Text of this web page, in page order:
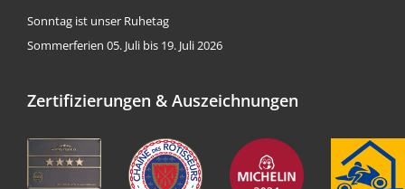
Sonntag ist unser Ruhetag
Sommerferien 05. Juli bis 19. Juli 2026
Zertifizierungen & Auszeichnungen